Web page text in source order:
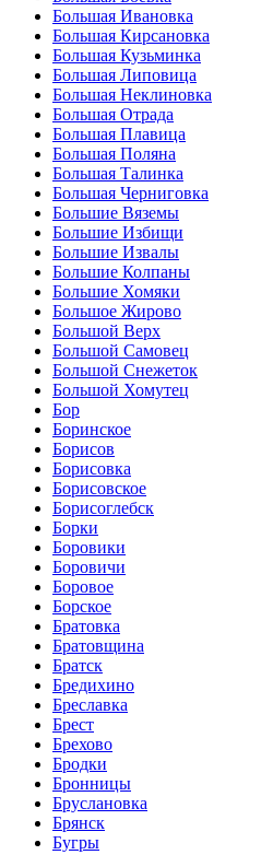
Большая Ивановка
Большая Кирсановка
Большая Кузьминка
Большая Липовица
Большая Неклиновка
Большая Отрада
Большая Плавица
Большая Поляна
Большая Талинка
Большая Черниговка
Большие Вяземы
Большие Избищи
Большие Извалы
Большие Колпаны
Большие Хомяки
Большое Жирово
Большой Верх
Большой Самовец
Большой Снежеток
Большой Хомутец
Бор
Боринское
Борисов
Борисовка
Борисовское
Борисоглебск
Борки
Боровики
Боровичи
Боровое
Борское
Братовка
Братовщина
Братск
Бредихино
Бреславка
Брест
Брехово
Бродки
Бронницы
Бруслановка
Брянск
Бугры